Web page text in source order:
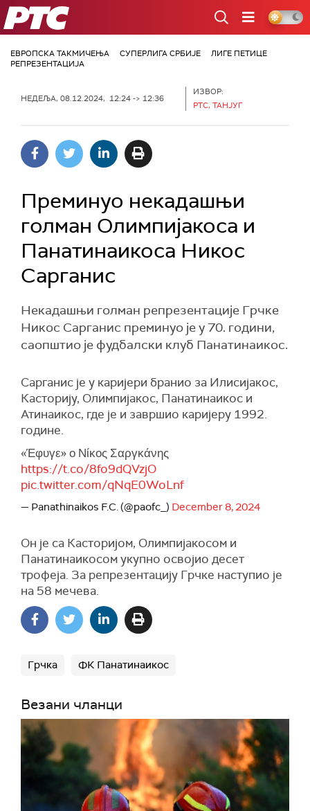
РТС
ЕВРОПСКА ТАКМИЧЕЊА СУПЕРЛИГА СРБИЈЕ
ЛИГЕ ПЕТИЦЕ
РЕПРЕЗЕНТАЦИЈА
НЕДЕЉА, 08.12.2024, 12:24 -> 12:36
ИЗВОР:
РТС, ТАНЈУГ
Преминуо некадашњи
голман Олимпијакоса и
Панатинаикоса Никос
Сарганис
Некадашњи голман репрезентације Грчке
Никос Сарганис преминуо је у 70. години,
саопштио је фудбалски клуб Панатинаикос.
Сарганис је у каријери бранио за Илисијакос,
Касторију, Олимпијакос, Панатинаикос и
Атинаикос, где је и завршио каријеру 1992.
године.
«Έφυγε» ο Νίκος Σαργκάνης
https://t.co/8fo9dQVzjO
pic.twitter.com/qNqE0WoLnf
— Panathinaikos F.C. (@paofc_) December 8, 2024
Он је са Касторијом, Олимпијакосом и
Панатинаикосом укупно освојио десет
трофеја. За репрезентацију Грчке наступио је
на 58 мечева.
Грчка ФК Панатинаикос
Везани чланци